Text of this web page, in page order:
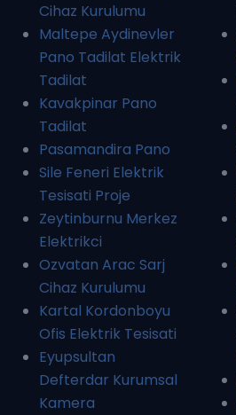
Cihaz Kurulumu
Maltepe Aydinevler
Pano Tadilat Elektrik
Tadilat
Kavakpinar Pano
Tadilat
Pasamandira Pano
Sile Feneri Elektrik
Tesisati Proje
Zeytinburnu Merkez
Elektrikci
Ozvatan Arac Sarj
Cihaz Kurulumu
Kartal Kordonboyu
Ofis Elektrik Tesisati
Eyupsultan
Defterdar Kurumsal
Kamera